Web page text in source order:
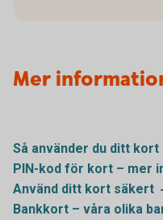
Mer
Så använder du ditt kort
PIN-kod för kort – mer
Använd ditt kort säkert
Bankkort – våra olika